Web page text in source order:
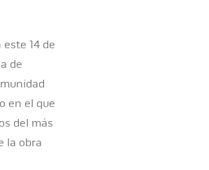
14 de
de
en el que
del más
la obra